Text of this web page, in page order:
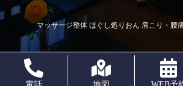
マッサージ整体 ほぐし処りおん 肩こり・腰